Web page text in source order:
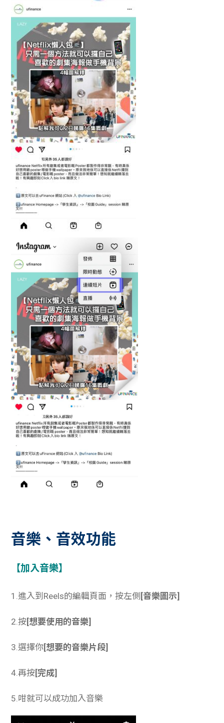
音樂、音效功能
【加入音樂】
1.進入到Reels的編輯頁面，按左側 [音樂圖示]
2.按[想要使用的音樂]
3.選擇你[想要的音樂片段]
4.再按[完成]
5.咁就可以成功加入音樂